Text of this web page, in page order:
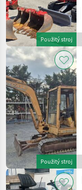
Použitý stroj
Použitý stroj